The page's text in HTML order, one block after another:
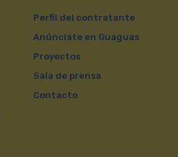
Perfil del contratante
Anúnciate en Guaguas
Proyectos
Sala de prensa
Contacto